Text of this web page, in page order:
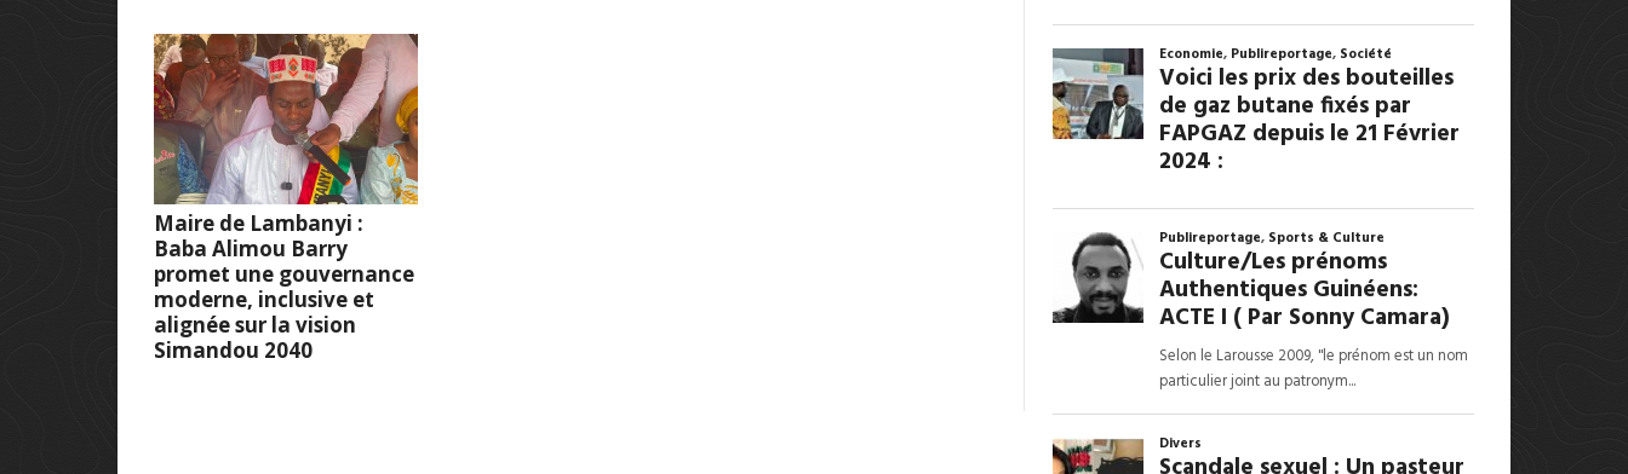
Maire de Lambanyi :
Baba Alimou Barry
promet une gouvernance
moderne, inclusive et
alignée sur la vision
Simandou 2040